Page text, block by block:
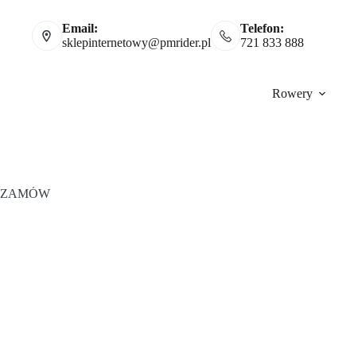
Email:
sklepinternetowy@pmrider.pl
Telefon:
721 833 888
Rowery
ZAMÓW